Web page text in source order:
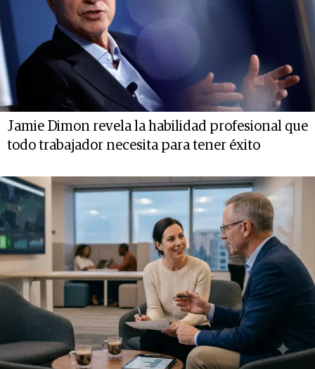
Jamie Dimon revela la habilidad profesional que
todo trabajador necesita para tener éxito